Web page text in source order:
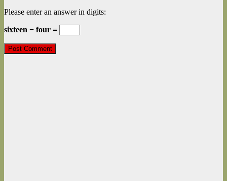
Please enter an answer in digits:
sixteen − four =